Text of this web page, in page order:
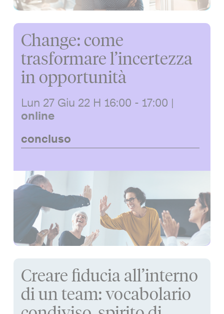
Change: come
trasformare l’incertezza
in opportunità
Lun 27 Giu 22 H 16:00 - 17:00 |
online
concluso
Creare fiducia all’interno
di un team: vocabolario